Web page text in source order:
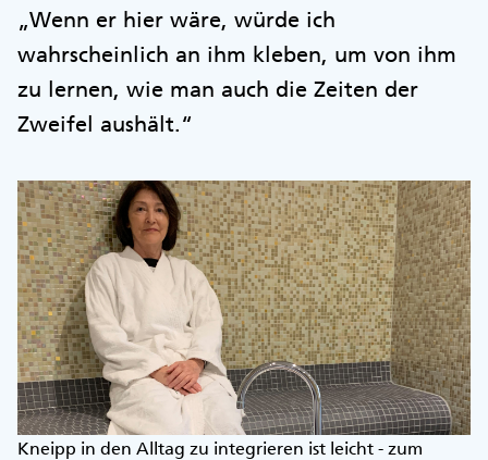
„Wenn er hier wäre, würde ich
wahrscheinlich an ihm kleben, um von ihm
zu lernen, wie man auch die Zeiten der
Zweifel aushält.“
Kneipp in den Alltag zu integrieren ist leicht - zum